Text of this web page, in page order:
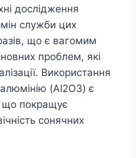
дослідження
служби цих
що є вагомим
проблем, які
Використання
(Al2O3) є
покращує
сонячних